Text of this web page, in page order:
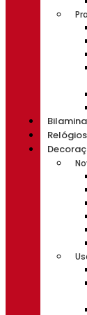
Relógios